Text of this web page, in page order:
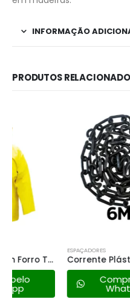
INFORMAÇÃO
PRODUTOS
Corrente Plástica 6mm Metasul – Preta Valor Metro
Compre pelo
Whatsapp